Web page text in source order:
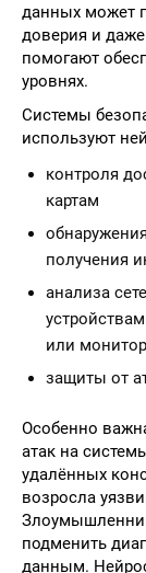
данных может
доверия и
помогают
уровнях.
Системы
используют
контроля
картам
получения
анализа
или
защиты от
Особенно
атак на
удалённых
возросла
подменить
данным.